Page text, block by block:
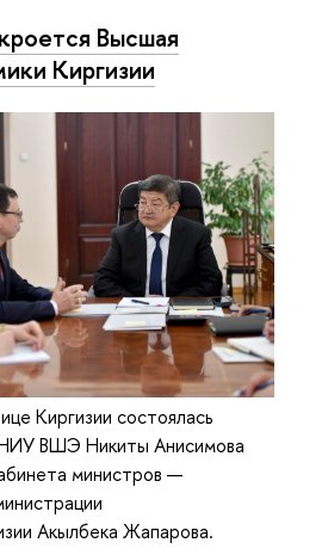
Высшая
Киргизии
Киргизии состоялась
ВШЭ Никиты Анисимова
министров —
Акылбека Жапарова.